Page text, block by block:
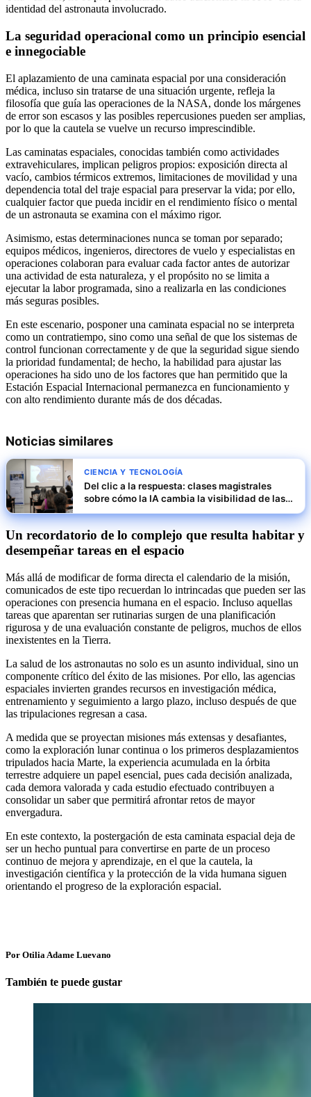
identidad del astronauta involucrado.
La seguridad operacional como un principio esencial
e innegociable
El aplazamiento de una caminata espacial por una consideración
médica, incluso sin tratarse de una situación urgente, refleja la
filosofía que guía las operaciones de la NASA, donde los márgenes
de error son escasos y las posibles repercusiones pueden ser amplias,
por lo que la cautela se vuelve un recurso imprescindible.
Las caminatas espaciales, conocidas también como actividades
extravehiculares, implican peligros propios: exposición directa al
vacío, cambios térmicos extremos, limitaciones de movilidad y una
dependencia total del traje espacial para preservar la vida; por ello,
cualquier factor que pueda incidir en el rendimiento físico o mental
de un astronauta se examina con el máximo rigor.
Asimismo, estas determinaciones nunca se toman por separado;
equipos médicos, ingenieros, directores de vuelo y especialistas en
operaciones colaboran para evaluar cada factor antes de autorizar
una actividad de esta naturaleza, y el propósito no se limita a
ejecutar la labor programada, sino a realizarla en las condiciones
más seguras posibles.
En este escenario, posponer una caminata espacial no se interpreta
como un contratiempo, sino como una señal de que los sistemas de
control funcionan correctamente y de que la seguridad sigue siendo
la prioridad fundamental; de hecho, la habilidad para ajustar las
operaciones ha sido uno de los factores que han permitido que la
Estación Espacial Internacional permanezca en funcionamiento y
con alto rendimiento durante más de dos décadas.
Noticias similares
CIENCIA Y TECNOLOGÍA
Del clic a la respuesta: clases magistrales
sobre cómo la IA cambia la visibilidad de las
empresas panameñas
Un recordatorio de lo complejo que resulta habitar y
desempeñar tareas en el espacio
Más allá de modificar de forma directa el calendario de la misión,
comunicados de este tipo recuerdan lo intrincadas que pueden ser las
operaciones con presencia humana en el espacio. Incluso aquellas
tareas que aparentan ser rutinarias surgen de una planificación
rigurosa y de una evaluación constante de peligros, muchos de ellos
inexistentes en la Tierra.
La salud de los astronautas no solo es un asunto individual, sino un
componente crítico del éxito de las misiones. Por ello, las agencias
espaciales invierten grandes recursos en investigación médica,
entrenamiento y seguimiento a largo plazo, incluso después de que
las tripulaciones regresan a casa.
A medida que se proyectan misiones más extensas y desafiantes,
como la exploración lunar continua o los primeros desplazamientos
tripulados hacia Marte, la experiencia acumulada en la órbita
terrestre adquiere un papel esencial, pues cada decisión analizada,
cada demora valorada y cada estudio efectuado contribuyen a
consolidar un saber que permitirá afrontar retos de mayor
envergadura.
En este contexto, la postergación de esta caminata espacial deja de
ser un hecho puntual para convertirse en parte de un proceso
continuo de mejora y aprendizaje, en el que la cautela, la
investigación científica y la protección de la vida humana siguen
orientando el progreso de la exploración espacial.
Por Otilia Adame Luevano
También te puede gustar